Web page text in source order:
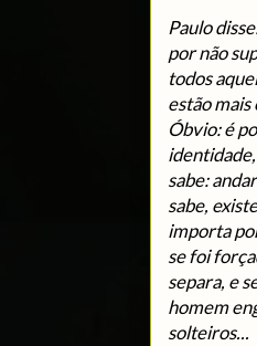
Paulo
por não
todos
estão
Óbvio: é
sabe:
sabe,
importa
se foi
separa, e
homem
solteiros...